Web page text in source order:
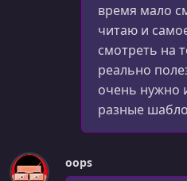
время мало
читаю и
смотреть на
реально
очень нужно
разные
oops